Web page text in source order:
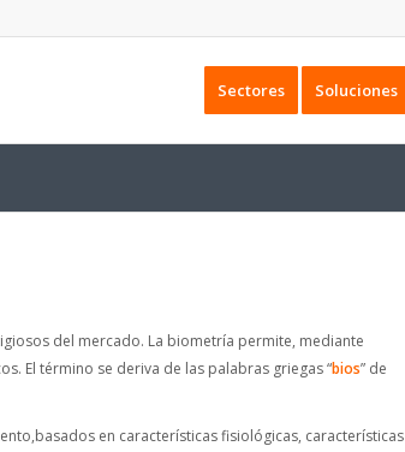
Sectores Soluciones
del mercado. La biometría permite, mediante
El término se deriva de las palabras griegas “bios” de
en características fisiológicas, características